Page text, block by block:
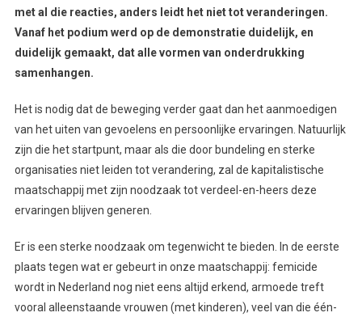
met al die reacties, anders leidt het niet tot veranderingen.
Vanaf het podium werd op de demonstratie duidelijk, en
duidelijk gemaakt, dat alle vormen van onderdrukking
samenhangen.
Het is nodig dat de beweging verder gaat dan het aanmoedigen
van het uiten van gevoelens en persoonlijke ervaringen. Natuurlijk
zijn die het startpunt, maar als die door bundeling en sterke
organisaties niet leiden tot verandering, zal de kapitalistische
maatschappij met zijn noodzaak tot verdeel-en-heers deze
ervaringen blijven generen.
Er is een sterke noodzaak om tegenwicht te bieden. In de eerste
plaats tegen wat er gebeurt in onze maatschappij: femicide
wordt in Nederland nog niet eens altijd erkend, armoede treft
vooral alleenstaande vrouwen (met kinderen), veel van die één-